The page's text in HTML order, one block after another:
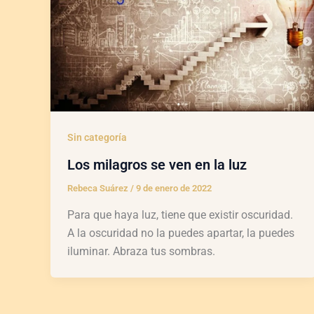
Sin categoría
Los milagros se ven en la luz
Rebeca Suárez / 9 de enero de 2022
Para que haya luz, tiene que existir oscuridad.
A la oscuridad no la puedes apartar, la puedes
iluminar. Abraza tus sombras.